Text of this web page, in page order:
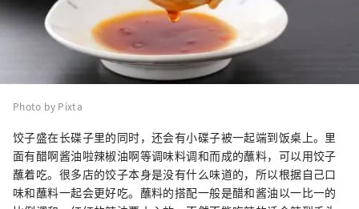
Photo by Pixta
饺子盛在长碟子里的同时，还会有小碟子被一起端到饭桌上。里
面有醋啊酱油啦辣椒油啊等调味料调和而成的蘸料，可以用饺子
蘸着吃。很多店的饺子本身是没有什么味道的，所以根据自己口
味和蘸料一起会更好吃。蘸料的搭配一般是醋和酱油以一比一的